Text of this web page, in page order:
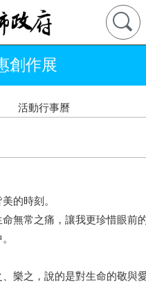
創作展
活動行事曆
的時刻。
無常之痛，讓我更珍惜眼前
、樂之，說的是對生命的敬與